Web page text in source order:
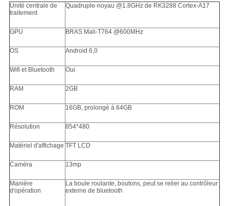
Unité centrale de
traitement
Quadruple-noyau @1.8GHz de RK3288 Cortex-A17
GPU BRAS Mali-T764 @600MHz
OS Android 6,0
Wifi et Bluetooth Oui
RAM 2GB
ROM 16GB, prolongé à 64GB
Résolution 854*480
Matériel d'affichage TFT LCD
Caméra 13mp
Manière
d'opération
La boule roulante, boutons, peut se relier au contrôleur
externe de bluetooth